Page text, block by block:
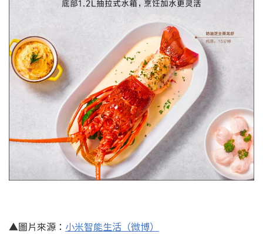
▲圖片來源： 小米智能生活（微博）